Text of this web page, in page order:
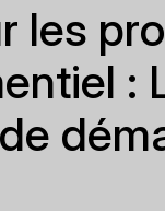
les
: